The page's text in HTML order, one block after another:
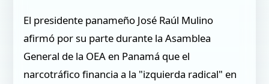
El presidente panameño José Raúl Mulino
afirmó por su parte durante la Asamblea
General de la OEA en Panamá que el
narcotráfico financia a la "izquierda radical" en